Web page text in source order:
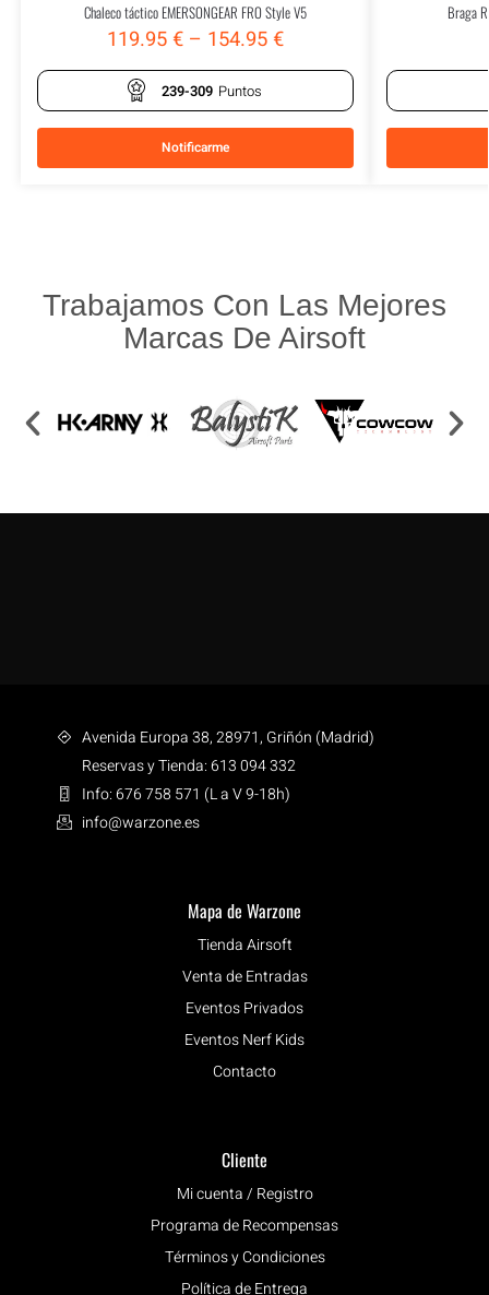
Chaleco táctico EMERSONGEAR FRO Style V5
119.95€– 154.95€
239-309 Puntos
Notificarme
Braga
Trabajamos Con Las Mejores
Marcas De Airsoft
Avenida Europa 38, 28971, Griñón (Madrid)
Reservas y Tienda: 613 094 332
Info: 676 758 571 (L a V 9-18h)
info@warzone.es
Mapa de Warzone
Tienda Airsoft
Venta de Entradas
Eventos Privados
Eventos Nerf Kids
Contacto
Cliente
Mi cuenta / Registro
Programa de Recompensas
Términos y Condiciones
Política de Entrega